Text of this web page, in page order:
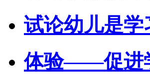
试论幼儿是学
体验——促进